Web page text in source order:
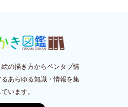
の描き方からペンタブ情
あらゆる知識・情報を集
います。